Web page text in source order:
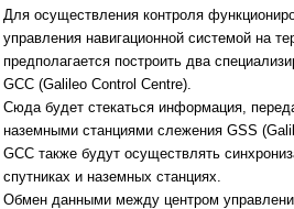
Для осуществления контроля
управления навигационной системой на
предполагается построить два
GCC (Galileo Control Centre).
Сюда будет стекаться информация,
наземными станциями слежения GSS
GCC также будут осуществлять
спутниках и наземных станциях.
Обмен данными между центром